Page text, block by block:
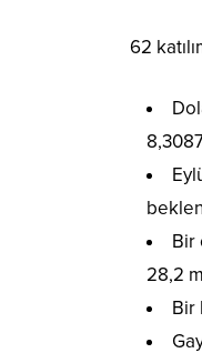
62
Bir
28,2
Bir